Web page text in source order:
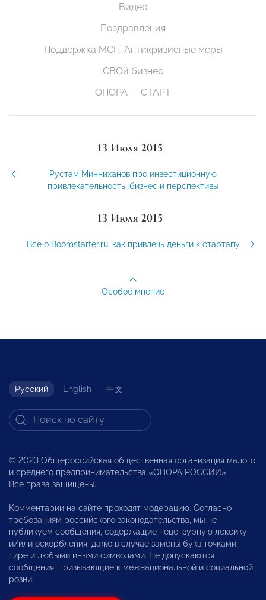
Видео
Поздравления
Поддержка МСП. Антикризисные меры
СВОй бизнес
ОПОРА — СТАРТ
13 Июля 2015
Рустам Минниханов про инвестиционную
привлекательность, бизнес и перспективы
13 Июля 2015
Все о Boomstarter.ru: как привлечь деньги к стартапу
Особое мнение
Русский English 中文
© 2023 Общероссийская общественная организация малого
и среднего предпринимательства «ОПОРА РОССИИ».
Все права защищены.
Комментарии на сайте проходят модерацию. Согласно
требованиям российского законодательства, мы не
публикуем сообщения, содержащие нецензурную лексику
и/или оскорбления, даже в случае замены букв точками,
тире и любыми иными символами. Не допускаются
сообщения, призывающие к межнациональной и социальной
розни.